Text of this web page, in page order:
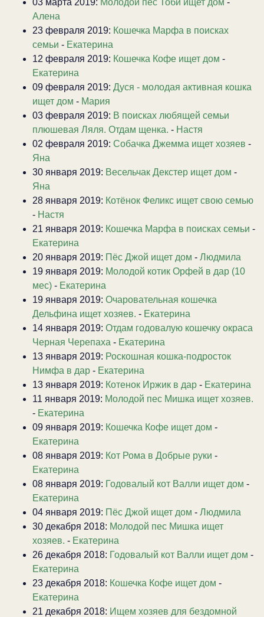
03 марта 2019: Молодой пёс Тоби ищет дом -
Алена
23 февраля 2019: Кошечка Марфа в поисках
семьи - Екатерина
12 февраля 2019: Кошечка Кофе ищет дом -
Екатерина
09 февраля 2019: Дуся - молодая активная кошка
ищет дом - Мария
03 февраля 2019: В поисках любящей семьи
плюшевая Ляля. Отдам щенка. - Настя
02 февраля 2019: Собачка Джемма ищет хозяев -
Яна
30 января 2019: Весельчак Декстер ищет дом -
Яна
28 января 2019: Котёнок Феликс ищет свою семью
- Настя
21 января 2019: Кошечка Марфа в поисках семьи -
Екатерина
20 января 2019: Пёс Джой ищет дом - Людмила
19 января 2019: Молодой котик Орфей в дар (10
мес) - Екатерина
19 января 2019: Очаровательная кошечка
Дельфина ищет хозяев. - Екатерина
14 января 2019: Отдам годовалую кошечку окраса
Черная Черепаха - Екатерина
13 января 2019: Роскошная кошка-подросток
Нимфа в дар - Екатерина
13 января 2019: Котенок Иржик в дар - Екатерина
11 января 2019: Молодой пес Мишка ищет хозяев.
- Екатерина
09 января 2019: Кошечка Кофе ищет дом -
Екатерина
08 января 2019: Кот Рома в Добрые руки -
Екатерина
08 января 2019: Годовалый кот Валли ищет дом -
Екатерина
04 января 2019: Пёс Джой ищет дом - Людмила
30 декабря 2018: Молодой пес Мишка ищет
хозяев. - Екатерина
26 декабря 2018: Годовалый кот Валли ищет дом -
Екатерина
23 декабря 2018: Кошечка Кофе ищет дом -
Екатерина
21 декабря 2018: Ищем хозяев для бездомной